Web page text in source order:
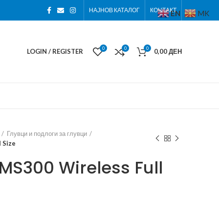
НАЈНОВ КАТАЛОГ КОНТАКТ
LOGIN / REGISTER 0 0 0 0,00ДЕН
Глувци и подлоги за глувци
Size
Wireless Full
EN MK